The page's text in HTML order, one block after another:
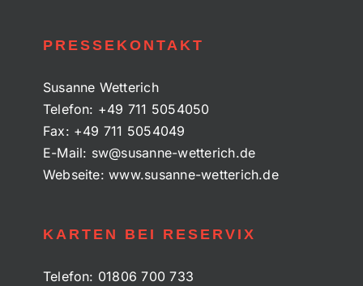
PRESSEKONTAKT
Susanne Wetterich
Telefon: +49 711 5054050
Fax: +49 711 5054049
E-Mail: sw@susanne-wetterich.de
Webseite:www.susanne-wetterich.de
KARTEN BEI RESERVIX
Telefon: 01806 700 733